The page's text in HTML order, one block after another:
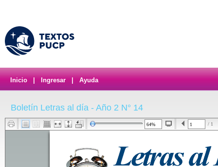
Inicio Ingresar Ayuda
Boletín Letras al día - Año 2 N° 14
/ 1